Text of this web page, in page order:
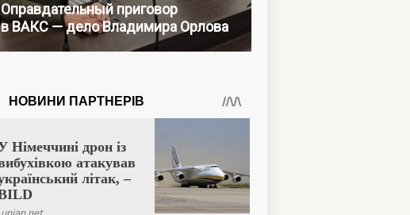
Оправдательный приговор
в ВАКС — дело Владимира Орлова